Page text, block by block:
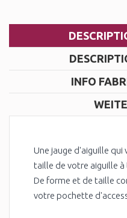
INFO
Une jauge d'aiguille
taille de votre aiguille
De forme et de taille
votre pochette